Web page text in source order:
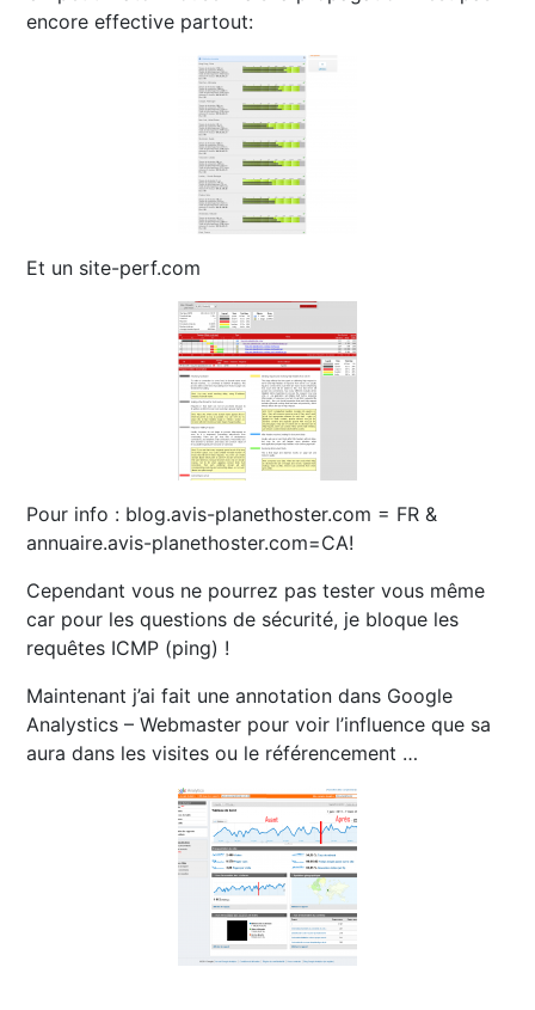
encore effective partout:
Et un site-perf.com
Pour info : blog.avis-planethoster.com = FR &
annuaire.avis-planethoster.com=CA!
Cependant vous ne pourrez pas tester vous même
car pour les questions de sécurité, je bloque les
requêtes ICMP (ping) !
Maintenant j’ai fait une annotation dans Google
Analystics – Webmaster pour voir l’influence que sa
aura dans les visites ou le référencement …